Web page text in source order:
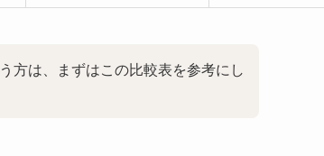
方は、まずはこの比較表を参考にし